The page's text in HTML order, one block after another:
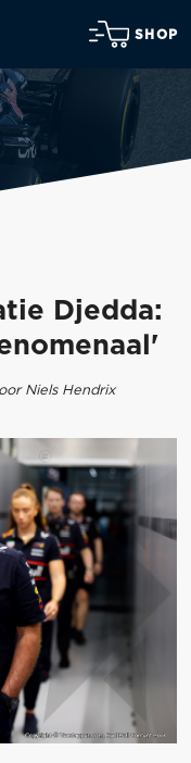
SHOP
Djedda:
Niels Hendrix